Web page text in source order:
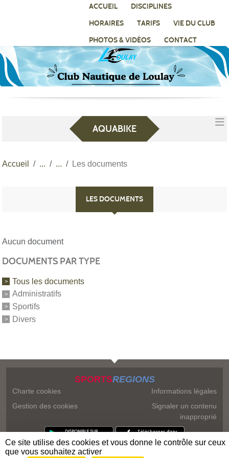
ACCUEIL
DISCIPLINES
HORAIRES
TARIFS
VIE DU CLUB
PHOTOS & VIDÉOS
CONTACT
AQUABIKE
Accueil Les documents
LES DOCUMENTS
Aucun document
DOCUMENTS PAR TYPE
Tous les documents
Administratifs
Sportifs
Divers
SPORTSREGIONS
Charte cookies
Gestion des cookies
Informations légales
Signaler un contenu
inapproprié
Panneau de gestion des cookies
Ce site utilise des cookies et vous donne le contrôle sur ceux
que vous souhaitez activer